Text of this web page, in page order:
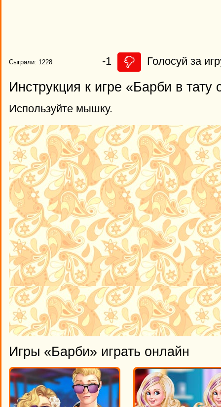
Сыграли: 1228 -1 Голосуй за
Инструкция к игре «Барби в тату
Используйте мышку.
Игры «Барби» играть онлайн